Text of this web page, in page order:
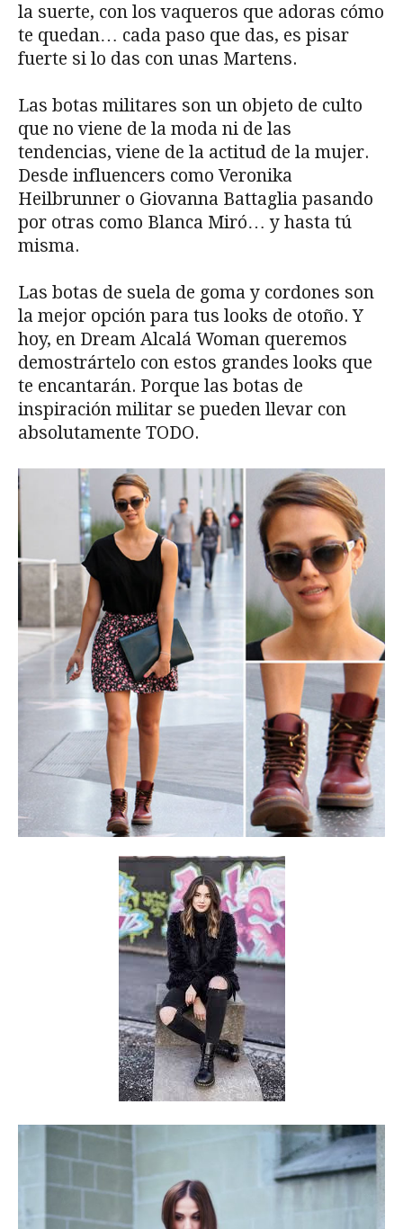
la suerte, con los vaqueros que adoras cómo
te quedan… cada paso que das, es pisar
fuerte si lo das con unas Martens.
Las botas militares son un objeto de culto
que no viene de la moda ni de las
tendencias, viene de la actitud de la mujer.
Desde influencers como Veronika
Heilbrunner o Giovanna Battaglia pasando
por otras como Blanca Miró… y hasta tú
misma.
Las botas de suela de goma y cordones son
la mejor opción para tus looks de otoño. Y
hoy, en Dream Alcalá Woman queremos
demostrártelo con estos grandes looks que
te encantarán. Porque las botas de
inspiración militar se pueden llevar con
absolutamente TODO.